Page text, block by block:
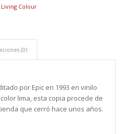
Living Colour
(0)
por Epic en 1993 en vinilo
lima, esta copia procede de
que cerró hace unos años.